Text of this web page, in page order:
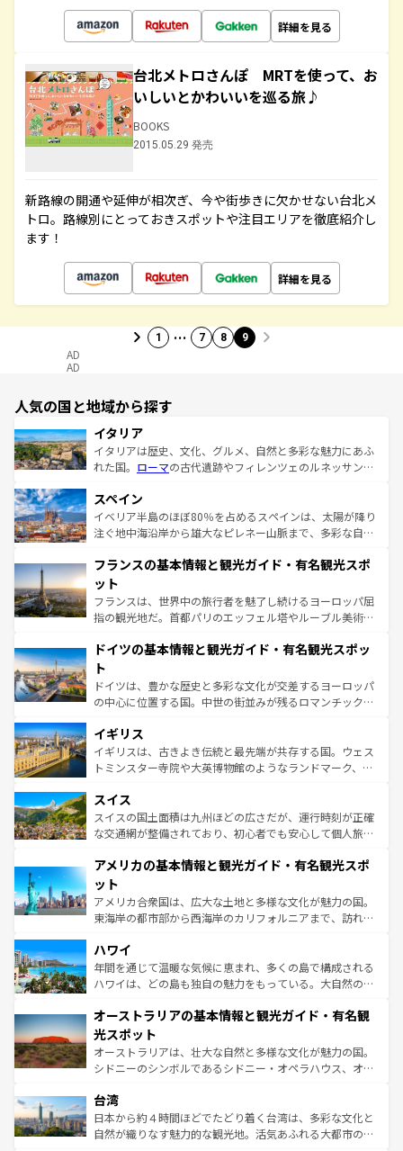
詳細を見る
台北メトロさんぽ MRTを使って、お
いしいとかわいいを巡る旅♪
BOOKS
2015.05.29 発売
新路線の開通や延伸が相次ぎ、今や街歩きに欠かせない台北メ
トロ。路線別にとっておきスポットや注目エリアを徹底紹介し
ます！
詳細を見る
1 … 7 8 9
AD
AD
人気の国と地域から探す
イタリア
イタリアは歴史、文化、グルメ、自然と多彩な魅力にあふ
れた国。 ローマの古代遺跡やフィレンツェのルネッサンス
ろん、トスカーナの美しい田園風景やアマルフィ海岸の絶
景など、自然景観も見逃せない。観光の合間には、本場の
ピザやパスタなど、絶品のイタリア料理を堪能することも
ませてくれるイタリアで、忘れられない旅をしてみよう！
なお、新着のイタリア情報は
しい。
スペイン
イベリア半島のほぼ80％を占めるスペインは、太陽が降り
注ぐ地中海沿岸から雄大なピレネー山脈まで、多彩な自然
文化が根付くこの国では、情熱的なフラメンコ、熱気あふ
れる闘牛、そして美味しいタパスが生活の一部となってい
る。首都マドリードの洗練された雰囲気や、バルセロナの
アートに溢れた街角から、地方では古代ローマ遺跡や中世
せる。地方によって風土や気候が異なるスペインはその個
ンテンツ一覧 を参照してほしい。
フランスの基本情報と観光ガイド・有名観光スポ
ット
フランスは、世界中の旅行者を魅了し続けるヨーロッパ屈
指の観光地だ。首都パリのエッフェル塔やルーブル美術館
で、幅広い魅力が詰まっている。華麗な宮殿、歴史的な大
聖堂、美しいビーチ、そして豊かな自然が、訪れる者を心
から魅了する。また、フランスは美食の国としても知ら
れ、フランス料理はユネスコ無形文化遺産にも登録されて
香り高いラベンダー畑など、多彩な楽しみ方が可能だ。さ
らに、パリ以外の地域にも魅力が溢れており、どの街角に
も豊かな歴史と文化が息づいている。パリ以外の個性あふ
を参照してほしい。
ドイツの基本情報と観光ガイド・有名観光スポッ
ト
ドイツは、豊かな歴史と多彩な文化が交差するヨーロッパ
の中心に位置する国。中世の街並みが残るロマンチック街
顔を持つこの国は、どこを歩いても飽きることがない。ベ
ルリンの文化的活気、バイエルン州のアルプスの絶景、そ
してライン川沿いのワイン畑といった風景は必見。ビール
は、お酒好きな人にはぜひ体験してほしい。 なお、新着の
ドイツ情報はコンテンツ一覧を参照してほしい。
イギリス
イギリスは、古きよき伝統と最先端が共存する国。ウェス
トミンスター寺院や大英博物館のようなランドマーク、歴
リアごとに異なる魅力がある。また、優雅なアフタヌーン
ティー、ビール好きにはたまらない英国パブ、サッカー観
戦など、本場だからこそできる体験も豊富。イギリスを旅
ンツ一覧を参照してほしい。
スイス
スイスの国土面積は九州ほどの広さだが、運行時刻が正確
な交通網が整備されており、初心者でも安心して個人旅行
の建物がそのまま残る町や、スイスならではのユニークな
博物館もあり、アルプス観光だけでなく町歩きも満喫する
ことができる。国民の所得が高いため物価も高いが、旅行
者向けの交通パス提供のサービスもあり、うまく活用すれ
着のスイス情報は
アメリカの基本情報と観光ガイド・有名観光スポ
ット
アメリカ合衆国は、広大な土地と多様な文化が魅力の国。
東海岸の都市部から西海岸のカリフォルニアまで、訪れる
のような巨大都市は、観光、ショッピング、エンターテイ
ンメントが詰まった刺激的なスポットだ。一方、アメリカ
西部には大自然が広がり、グランドキャニオンやイエロー
部のニューオーリンズでは、音楽と美食が融合した独特の
文化が魅力。旅行者はアメリカの各地域で異なる魅力を楽
しみながら、その多様性と豊かな歴史を感じることができ
るだろう。車でのロードトリップや列車の旅も、アメリカ
情報は
ハワイ
年間を通じて温暖な気候に恵まれ、多くの島で構成される
ハワイは、どの島も独自の魅力をもっている。大自然の神
ワイ島は見逃せない。また、定番の観光地といえばオアフ
島だが、静かな自然を求めるならマウイ島やカウアイ島が
おすすめ。エメラルドグリーンに輝く海をはじめ、豊かな
文化や歴史が息づいている。「アロハスピリット」と呼ば
人々、おいしいローカルフードやハワイアンミュージッ
ク、伝統的なフラダンスなど、すべてがハワイの魅力を彩
っている。訪れるたびに新しい発見と感動が待っているハ
オーストラリアの基本情報と観光ガイド・有名観
光スポット
オーストラリアは、壮大な自然と多様な文化が魅力の国。
シドニーのシンボルであるシドニー・オペラハウス、オー
リアリーフや大陸中央部にそびえるウルル（エアーズロッ
ク）、タスマニアの美しい原生林やケアンズの熱帯雨林な
ど、見どころがたくさん。また、カフェやワイン、オージ
台湾
日本から約４時間ほどでたどり着く台湾は、多彩な文化と
自然が織りなす魅力的な観光地。活気あふれる大都市の台